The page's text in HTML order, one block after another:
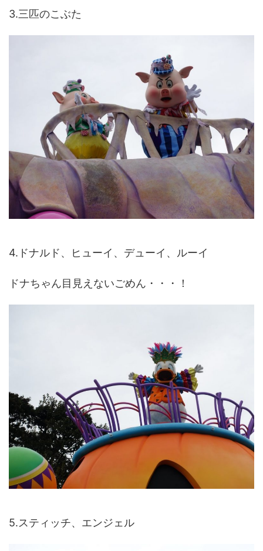
3.三匹のこぶた
4.ドナルド、ヒューイ、デューイ、ルーイ
ドナちゃん目見えないごめん・・・！
5.スティッチ、エンジェル